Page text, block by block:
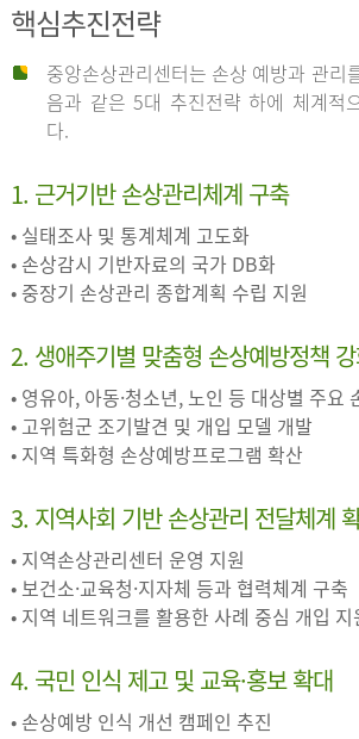
핵심추진전략
중앙손상관리센터는 손상 예방과 관리
음과 같은 5대 추진전략 하에 체계적
다.
1. 근거기반 손상관리체계 구축
• 실태조사 및 통계체계 고도화
• 손상감시 기반자료의 국가 DB화
• 중장기 손상관리 종합계획 수립 지원
2. 생애주기별 맞춤형 손상예방정책
• 영유아, 아동·청소년, 노인 등 대상별 주요
• 고위험군 조기발견 및 개입 모델 개발
• 지역 특화형 손상예방프로그램 확산
3. 지역사회 기반 손상관리 전달체계
• 지역손상관리센터 운영 지원
• 보건소·교육청·지자체 등과 협력체계 구축
• 지역 네트워크를 활용한 사례 중심 개입 지
4. 국민 인식 제고 및 교육·홍보 확대
• 손상예방 인식 개선 캠페인 추진